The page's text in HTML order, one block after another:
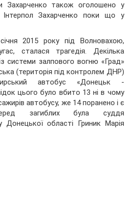
Захарченко також оголошено у
Захарченко поки що у
2015 року під Волновахою,
сталася трагедія. Декілька
системи залпового вогню «Град»
(територія під контролем ДНР)
автобус «Донецьк -
цього було вбито 13 ні в чому
автобусу, же 14 поранено і є
загиблих була суддя
Донецької області Гриник Марія